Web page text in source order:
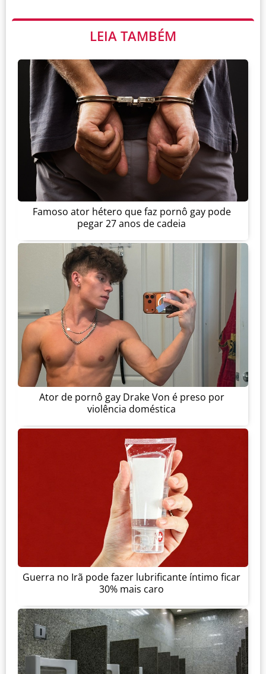
LEIA TAMBÉM
Famoso ator hétero que faz pornô gay pode
pegar 27 anos de cadeia
Ator de pornô gay Drake Von é preso por
violência doméstica
Guerra no Irã pode fazer lubrificante íntimo ficar
30% mais caro